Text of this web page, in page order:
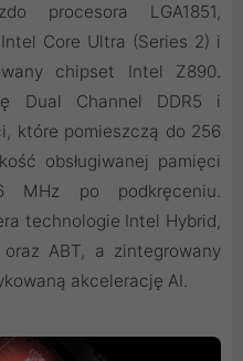
procesora LGA1851,
Core Ultra (Series 2) i
chipset Intel Z890.
Dual Channel DDR5 i
które pomieszczą do 256
obsługiwanej pamięci
MHz po podkręceniu.
technologie Intel Hybrid,
ABT, a zintegrowany
akcelerację AI.